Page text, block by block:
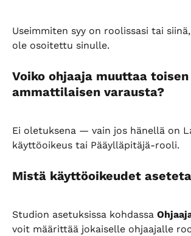
Useimmiten syy on roolissasi tai
ole osoitettu sinulle.
Voiko ohjaaja muuttaa toisen
ammattilaisen varausta?
Ei oletuksena — vain jos hänellä on
käyttöoikeus tai Pääylläpitäjä-rooli.
Mistä käyttöoikeudet
Studion asetuksissa kohdassa
voit määrittää jokaiselle ohjaajalle